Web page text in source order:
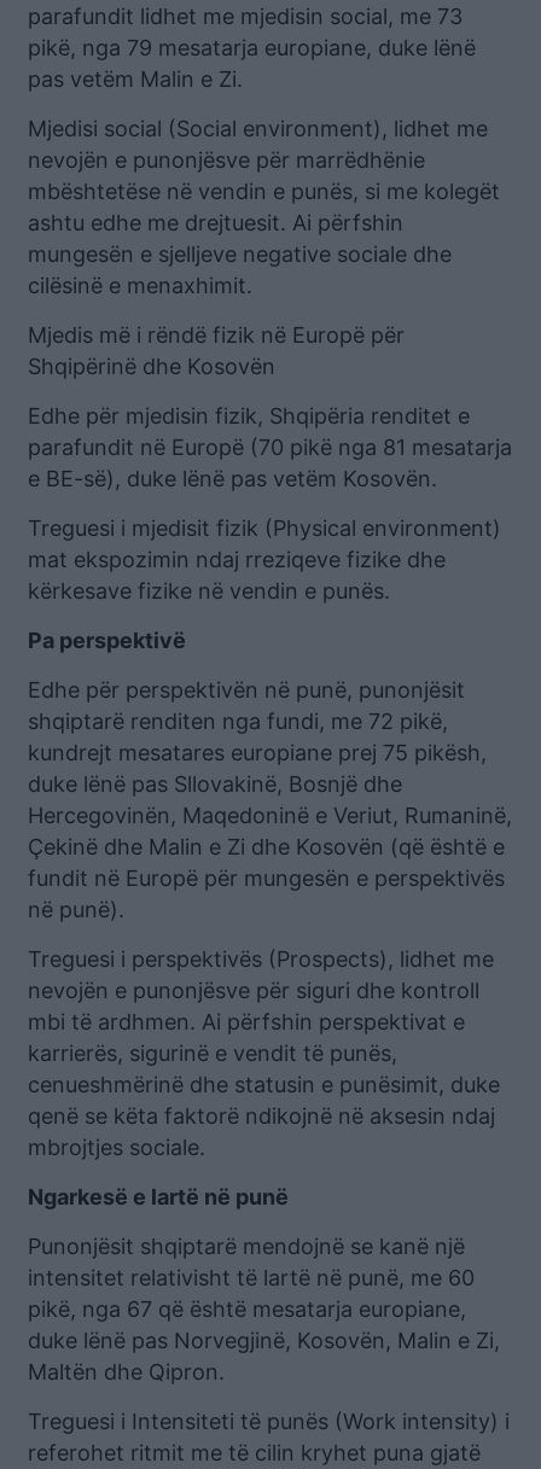
parafundit lidhet me mjedisin social, me 73
pikë, nga 79 mesatarja europiane, duke lënë
pas vetëm Malin e Zi.
Mjedisi social (Social environment), lidhet me
nevojën e punonjësve për marrëdhënie
mbështetëse në vendin e punës, si me kolegët
ashtu edhe me drejtuesit. Ai përfshin
mungesën e sjelljeve negative sociale dhe
cilësinë e menaxhimit.
Mjedis më i rëndë fizik në Europë për
Shqipërinë dhe Kosovën
Edhe për mjedisin fizik, Shqipëria renditet e
parafundit në Europë (70 pikë nga 81 mesatarja
e BE-së), duke lënë pas vetëm Kosovën.
Treguesi i mjedisit fizik (Physical environment)
mat ekspozimin ndaj rreziqeve fizike dhe
kërkesave fizike në vendin e punës.
Pa perspektivë
Edhe për perspektivën në punë, punonjësit
shqiptarë renditen nga fundi, me 72 pikë,
kundrejt mesatares europiane prej 75 pikësh,
duke lënë pas Sllovakinë, Bosnjë dhe
Hercegovinën, Maqedoninë e Veriut, Rumaninë,
Çekinë dhe Malin e Zi dhe Kosovën (që është e
fundit në Europë për mungesën e perspektivës
në punë).
Treguesi i perspektivës (Prospects), lidhet me
nevojën e punonjësve për siguri dhe kontroll
mbi të ardhmen. Ai përfshin perspektivat e
karrierës, sigurinë e vendit të punës,
cenueshmërinë dhe statusin e punësimit, duke
qenë se këta faktorë ndikojnë në aksesin ndaj
mbrojtjes sociale.
Ngarkesë e lartë në punë
Punonjësit shqiptarë mendojnë se kanë një
intensitet relativisht të lartë në punë, me 60
pikë, nga 67 që është mesatarja europiane,
duke lënë pas Norvegjinë, Kosovën, Malin e Zi,
Maltën dhe Qipron.
Treguesi i Intensiteti të punës (Work intensity) i
referohet ritmit me të cilin kryhet puna gjatë